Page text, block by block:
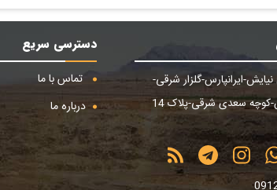
نیایش-ایرانپارس-گلزار شرقی-
کوی فردوس-کوچه سعدی شرقی-پلاک 14
دسترسی سریع
تماس با ما
درباره ما